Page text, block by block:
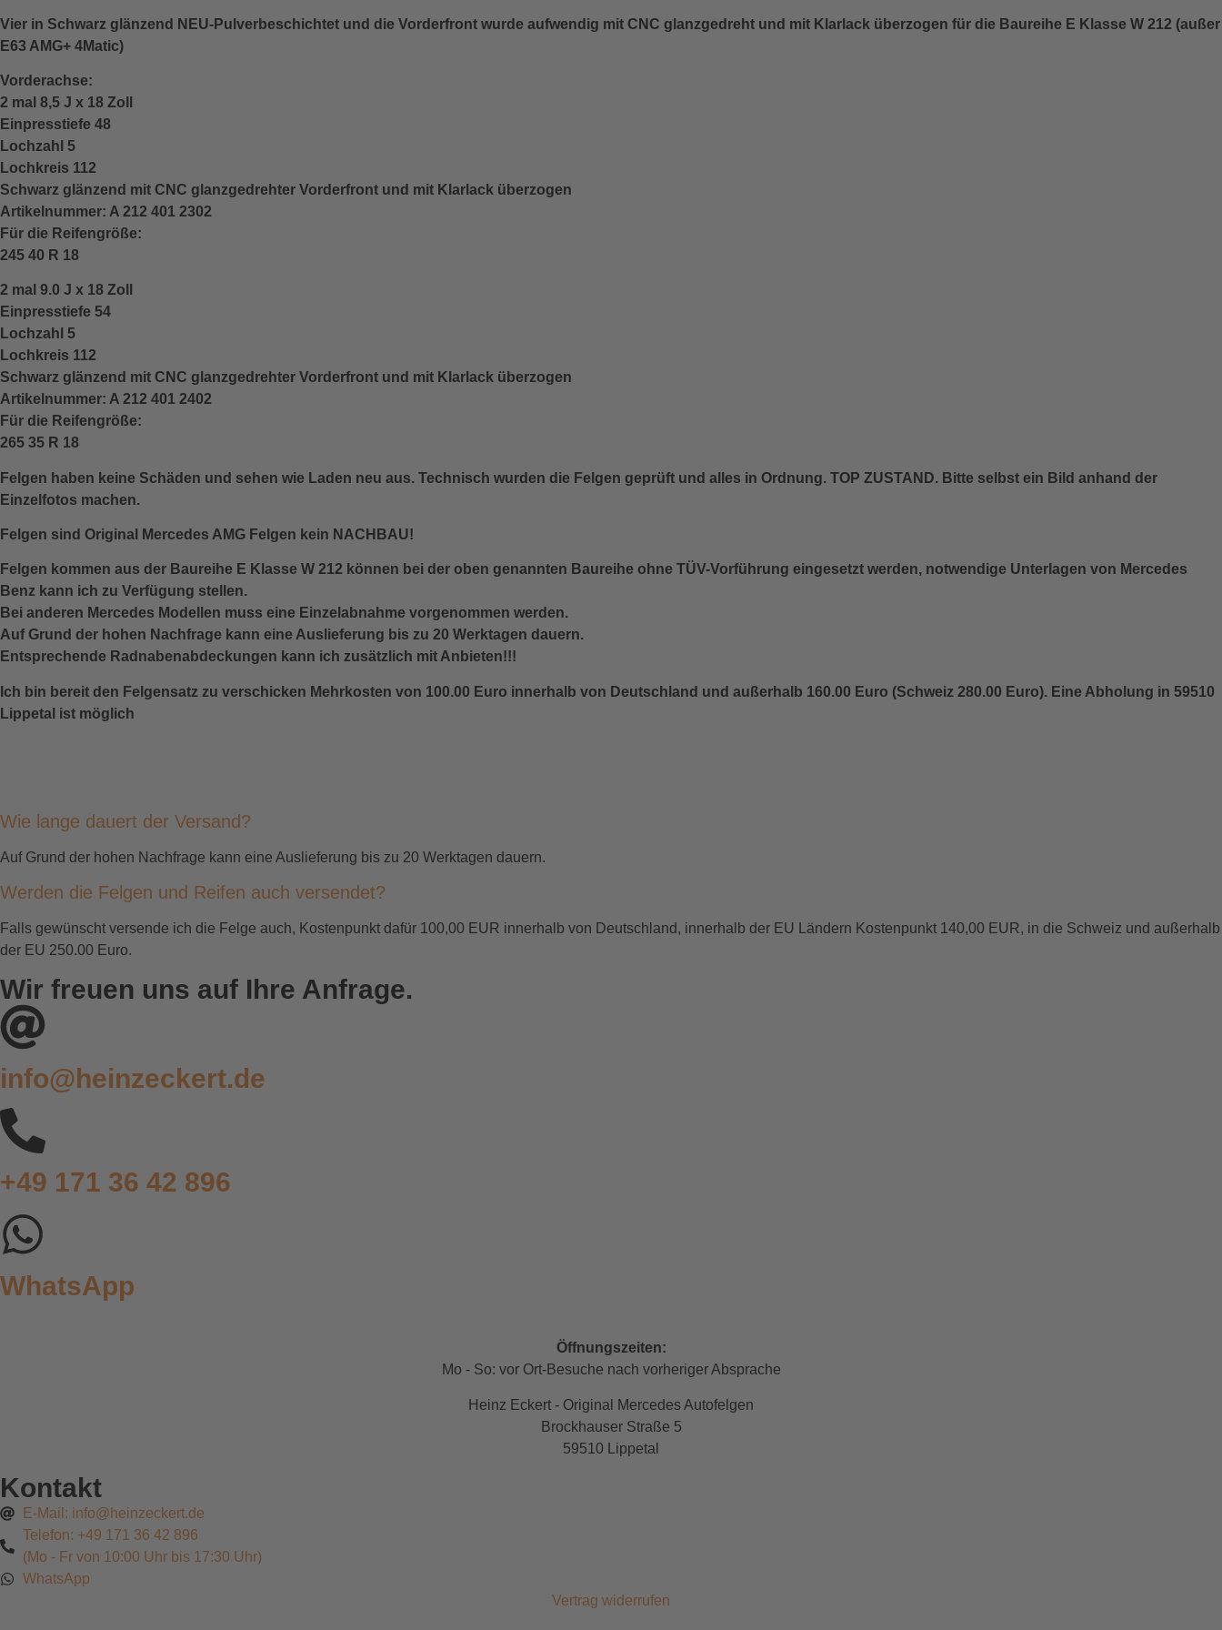
Vier in Schwarz glänzend NEU-Pulverbeschichtet und die Vorderfront wurde aufwendig mit CNC glanzgedreht und mit Klarlack überzogen für die Baureihe E Klasse W 212 (außer
E63 AMG+ 4Matic)
Vorderachse:
2 mal 8,5 J x 18 Zoll
Einpresstiefe 48
Lochzahl 5
Lochkreis 112
Schwarz glänzend mit CNC glanzgedrehter Vorderfront und mit Klarlack überzogen
Artikelnummer: A 212 401 2302
Für die Reifengröße:
245 40 R 18
2 mal 9.0 J x 18 Zoll
Einpresstiefe 54
Lochzahl 5
Lochkreis 112
Schwarz glänzend mit CNC glanzgedrehter Vorderfront und mit Klarlack überzogen
Artikelnummer: A 212 401 2402
Für die Reifengröße:
265 35 R 18
Felgen haben keine Schäden und sehen wie Laden neu aus. Technisch wurden die Felgen geprüft und alles in Ordnung. TOP ZUSTAND. Bitte selbst ein Bild anhand der
Einzelfotos machen.
Felgen sind Original Mercedes AMG Felgen kein NACHBAU!
Felgen kommen aus der Baureihe E Klasse W 212 können bei der oben genannten Baureihe ohne TÜV-Vorführung eingesetzt werden, notwendige Unterlagen von Mercedes
Benz kann ich zu Verfügung stellen.
Bei anderen Mercedes Modellen muss eine Einzelabnahme vorgenommen werden.
Auf Grund der hohen Nachfrage kann eine Auslieferung bis zu 20 Werktagen dauern.
Entsprechende Radnabenabdeckungen kann ich zusätzlich mit Anbieten!!!
Ich bin bereit den Felgensatz zu verschicken Mehrkosten von 100.00 Euro innerhalb von Deutschland und außerhalb 160.00 Euro (Schweiz 280.00 Euro). Eine Abholung in 59510
Lippetal ist möglich
Wie lange dauert der Versand?
Auf Grund der hohen Nachfrage kann eine Auslieferung bis zu 20 Werktagen dauern.
Werden die Felgen und Reifen auch versendet?
Falls gewünscht versende ich die Felge auch, Kostenpunkt dafür 100,00 EUR innerhalb von Deutschland, innerhalb der EU Ländern Kostenpunkt 140,00 EUR, in die Schweiz und außerhalb
der EU 250.00 Euro.
Wir freuen uns auf Ihre Anfrage.
info@heinzeckert.de
+49 171 36 42 896
WhatsApp
Öffnungszeiten:
Mo - So: vor Ort-Besuche nach vorheriger Absprache
Heinz Eckert - Original Mercedes Autofelgen
Brockhauser Straße 5
59510 Lippetal
Kontakt
E-Mail: info@heinzeckert.de
Telefon: +49 171 36 42 896
(Mo - Fr von 10:00 Uhr bis 17:30 Uhr)
WhatsApp
Vertrag widerrufen